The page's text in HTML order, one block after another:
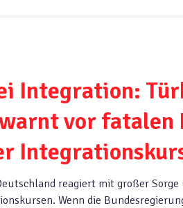
Integration:
vor fatalen
reagiert mit großer
Wenn die